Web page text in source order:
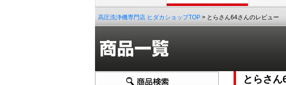
高圧洗浄機専門店 ヒダカショップTOP > とらさん64さんのレビュー
とらさん